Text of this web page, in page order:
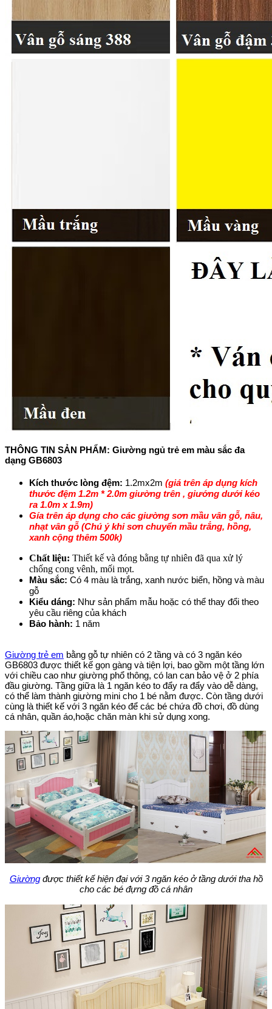
THÔNG TIN SẢN PHẨM: Giường ngủ trẻ em màu sắc đa
dạng GB6803
Kích thước lòng đệm: 1.2mx2m (giá trên áp dụng kích
thước đệm 1.2m * 2.0m giường trên , giướng dưới kéo
ra 1.0m x 1.9m)
Gía trên áp dụng cho các giường sơn mầu vân gỗ, nâu,
nhạt vân gỗ (Chú ý khi sơn chuyển mầu trắng, hồng,
xanh cộng thêm 500k)
Chất liệu: Thiết kế và đóng bằng tự nhiên đã qua xử lý
chống cong vênh, mối mọt.
Màu sắc: Có 4 màu là trắng, xanh nước biển, hồng và màu
gỗ
Kiểu dáng: Như sản phẩm mẫu hoặc có thể thay đổi theo
yêu cầu riêng của khách
Bảo hành: 1 năm
Giường trẻ em bằng gỗ tự nhiên có 2 tầng và có 3 ngăn kéo
GB6803 được thiết kế gọn gàng và tiện lợi, bao gồm một tầng lớn
với chiều cao như giường phổ thông, có lan can bảo vệ ở 2 phía
đầu giường. Tầng giữa là 1 ngăn kéo to đẩy ra đẩy vào dễ dàng,
có thể làm thành giường mini cho 1 bé nằm được. Còn tầng dưới
cùng là thiết kế với 3 ngăn kéo để các bé chứa đồ chơi, đồ dùng
cá nhân, quần áo,hoặc chăn màn khi sử dụng xong.
Giườngđược thiết kế hiện đại với 3 ngăn kéo ở tầng dưới tha hồ
cho các bé đựng đồ cá nhân